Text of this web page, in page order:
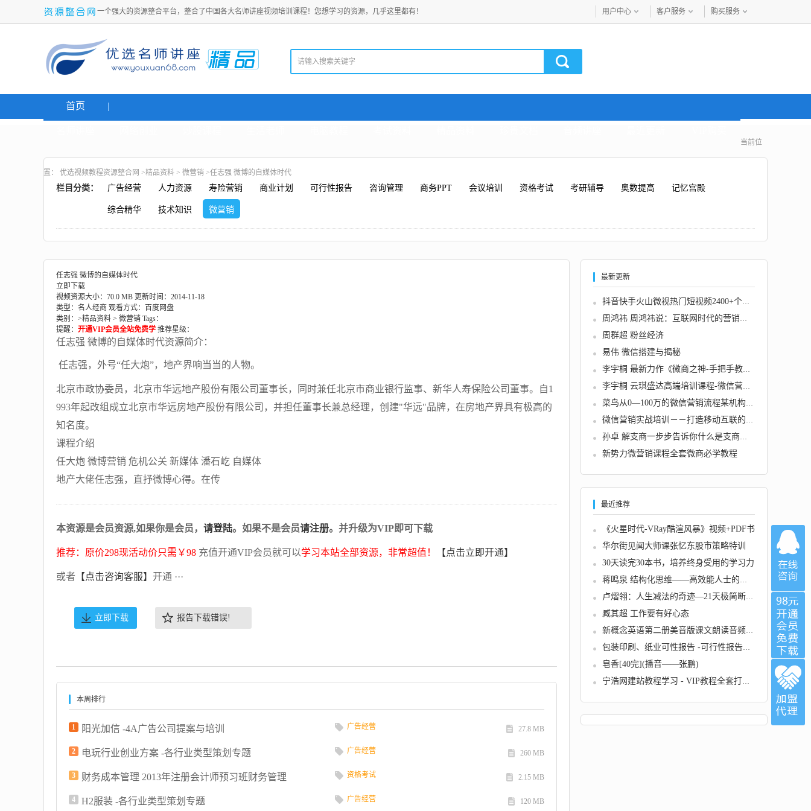
一个强大的资源整合平台，整合了中国各大名师讲座视频培训课程！您想学习的资源，几乎这里都有！ 用户中心 客户服务 购买服务
首页
当前位
置： 优选视频教程资源整合网 >精品资料 > 微营销 >任志强 微博的自媒体时代
栏目分类： 广告经营 人力资源 寿险营销 商业计划 可行性报告 咨询管理 商务PPT 会议培训 资格考试 考研辅导 奥数提高 记忆宫殿
综合精华 技术知识 微营销
任志强 微博的自媒体时代
立即下载
视频资源大小：70.0 MB 更新时间：2014-11-18
类型：名人经商 观看方式：百度网盘
类别：>精品资料 > 微营销 Tags：
提醒： 开通VIP会员全站免费学 推荐星级：
任志强 微博的自媒体时代资源简介：
任志强，外号“任大炮”，地产界响当当的人物。
北京市政协委员，北京市华远地产股份有限公司董事长，同时兼任北京市商业银行监事、新华人寿保险公司董事。自1
993年起改组成立北京市华远房地产股份有限公司，并担任董事长兼总经理，创建"华远"品牌，在房地产界具有极高的
知名度。
课程介绍
任大炮 微博营销 危机公关 新媒体 潘石屹 自媒体
地产大佬任志强，直抒微博心得。在传
本资源是会员资源,如果你是会员， 请登陆。如果不是会员请注册。并升级为VIP即可下载
推荐：原价298现活动价只需￥98 充值开通VIP会员就可以学习本站全部资源，非常超值！ 【点击立即开通】
或者 【点击咨询客服】 开通 ···
立即下载 报告下载错误!
本周排行
1 阳光加信 -4A广告公司提案与培训 27.8 MB
广告经营
2 电玩行业创业方案 -各行业类型策划专题 260 MB
广告经营
3 财务成本管理 2013年注册会计师预习班财务管理 2.15 MB
资格考试
4 H2服装 -各行业类型策划专题 120 MB
广告经营
最新更新
抖音快手火山微视热门短视频2400+个素材情感励...
周鸿祎 周鸿祎说：互联网时代的营销方式
周群超 粉丝经济
易伟 微信搭建与揭秘
李宇桐 最新力作《微商之神-手把手教你做微商...
李宇桐 云琪盛达高端培训课程-微信营销引爆大...
菜鸟从0—100万的微信营销流程某机构VIP课程-...
微信营销实战培训－－打造移动互联的掘金利器...
孙卓 解支商一步步告诉你什么是支商（共2期）...
新势力微营销课程全套微商必学教程
最近推荐
《火星时代-VRay酷渲风暴》视频+PDF书
华尔街见闻大师课张忆东股市策略特训
30天读完30本书，培养终身受用的学习力
蒋鸣泉 结构化思维——高效能人士的思考习惯
卢熠翎：人生减法的奇迹—21天极简断舍离训练...
臧其超 工作要有好心态
新概念英语第二册美音版课文朗读音频全套下载...
包装印刷、纸业可性报告 -可行性报告全案
皂香[40完](播音——张鹏)
宁浩网建站教程学习 - VIP教程全套打包下载（...